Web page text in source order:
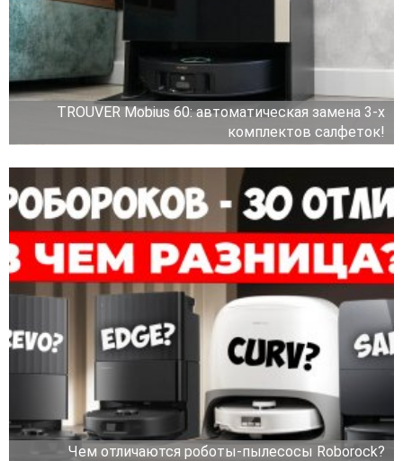
TROUVER Mobius 60: автоматическая замена 3-х
комплектов салфеток!
Чем отличаются роботы-пылесосы Roborock?